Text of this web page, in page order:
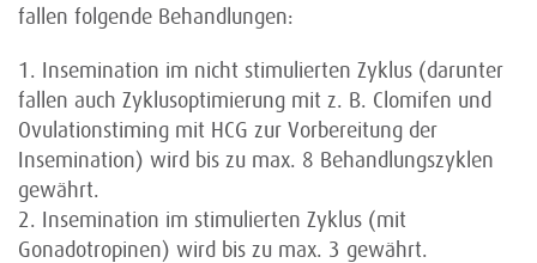
fallen folgende Behandlungen:
1. Insemination im nicht stimulierten Zyklus (darunter
fallen auch Zyklusoptimierung mit z. B. Clomifen und
Ovulationstiming mit HCG zur Vorbereitung der
Insemination) wird bis zu max. 8 Behandlungszyklen
gewährt.
2. Insemination im stimulierten Zyklus (mit
Gonadotropinen) wird bis zu max. 3 gewährt.